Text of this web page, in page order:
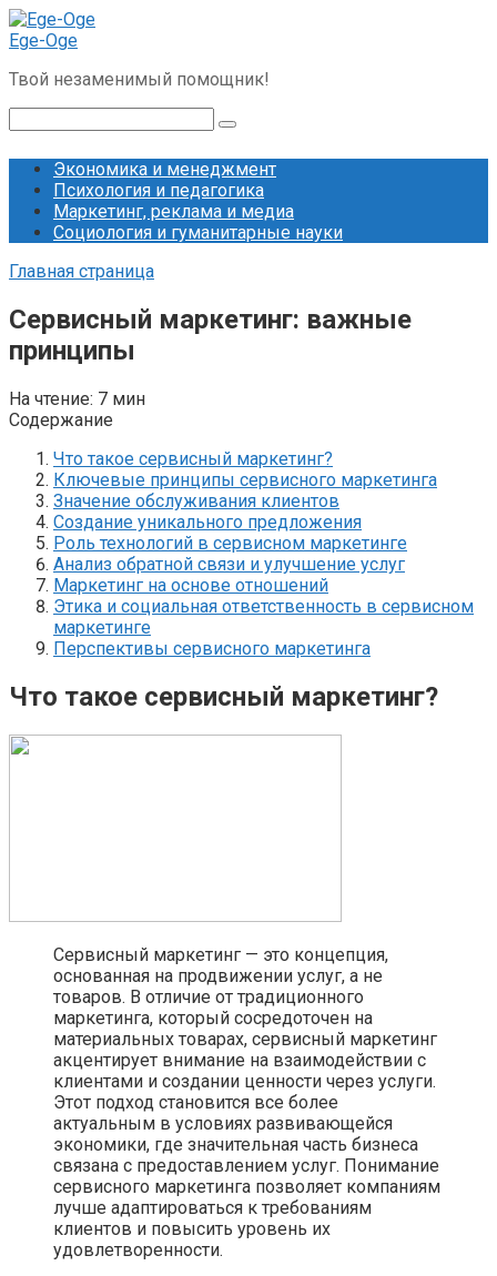
Перейти
к
Ege-Oge
Твой незаменимый помощник!
Экономика и менеджмент
Психология и педагогика
Маркетинг, реклама и медиа
Социология и гуманитарные науки
Главная страница
Сервисный маркетинг: важные
принципы
На чтение: 7 мин
Содержание
Что такое сервисный маркетинг?
Ключевые принципы сервисного маркетинга
Значение обслуживания клиентов
Создание уникального предложения
Роль технологий в сервисном маркетинге
Анализ обратной связи и улучшение услуг
Маркетинг на основе отношений
Этика и социальная ответственность в сервисном
маркетинге
Перспективы сервисного маркетинга
Что такое сервисный маркетинг?
Сервисный маркетинг — это концепция,
основанная на продвижении услуг, а не
товаров. В отличие от традиционного
маркетинга, который сосредоточен на
материальных товарах, сервисный маркетинг
акцентирует внимание на взаимодействии с
клиентами и создании ценности через услуги.
Этот подход становится все более
актуальным в условиях развивающейся
экономики, где значительная часть бизнеса
связана с предоставлением услуг. Понимание
сервисного маркетинга позволяет компаниям
лучше адаптироваться к требованиям
клиентов и повысить уровень их
удовлетворенности.